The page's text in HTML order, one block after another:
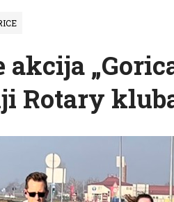
akcija
Rotary